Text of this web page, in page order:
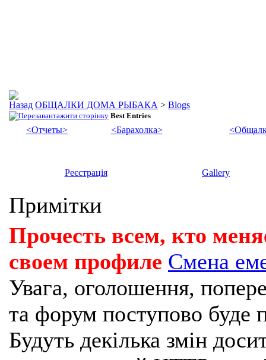
ОБЩАЛКИ ДОМА РЫБАКА > Blogs
Best Entries
<Отчеты> <Барахолка>
Реєстрація Gallery
Примітки
Прочесть всем, кто
своем профиле Смена
Увага, оголошення,
та форум поступово буде
Будуть декілька змін